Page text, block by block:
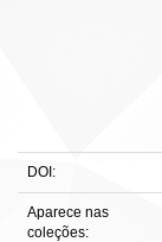
DOI:
Aparece nas
coleções: